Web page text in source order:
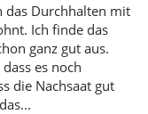
das Durchhalten mit
Ich finde das
ganz gut aus.
es noch
die Nachsaat gut